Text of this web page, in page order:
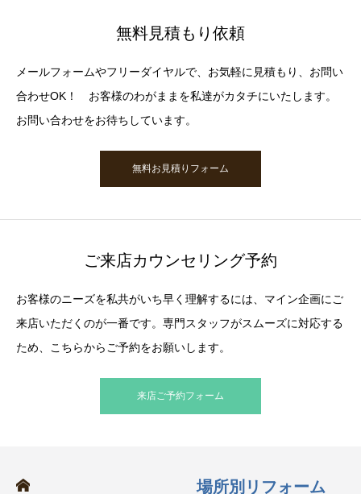
無料見積もり依頼
メールフォームやフリーダイヤルで、お気軽に見積もり、お問い
合わせOK！ お客様のわがままを私達がカタチにいたします。
お問い合わせをお待ちしています。
無料お見積りフォーム
ご来店カウンセリング予約
お客様のニーズを私共がいち早く理解するには、マイン企画にご
来店いただくのが一番です。専門スタッフがスムーズに対応する
ため、こちらからご予約をお願いします。
来店ご予約フォーム
場所別リフォーム